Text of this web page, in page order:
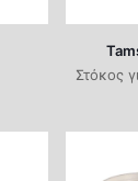
Στόκος